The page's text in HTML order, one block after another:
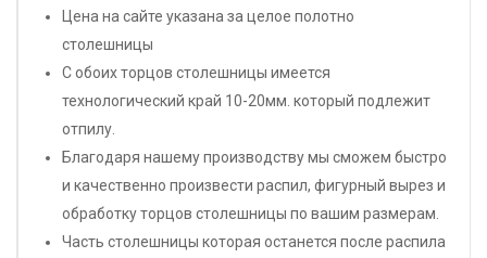
Цена на сайте указана за целое полотно
столешницы
С обоих торцов столешницы имеется
технологический край 10-20мм. который подлежит
отпилу.
Благодаря нашему производству мы сможем быстро
и качественно произвести распил, фигурный вырез и
обработку торцов столешницы по вашим размерам.
Часть столешницы которая останется после распила